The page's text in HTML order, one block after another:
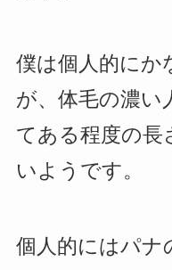
僕は個人的にか
が、体毛の濃い
てある程度の長
いようです。
個人的にはパナ